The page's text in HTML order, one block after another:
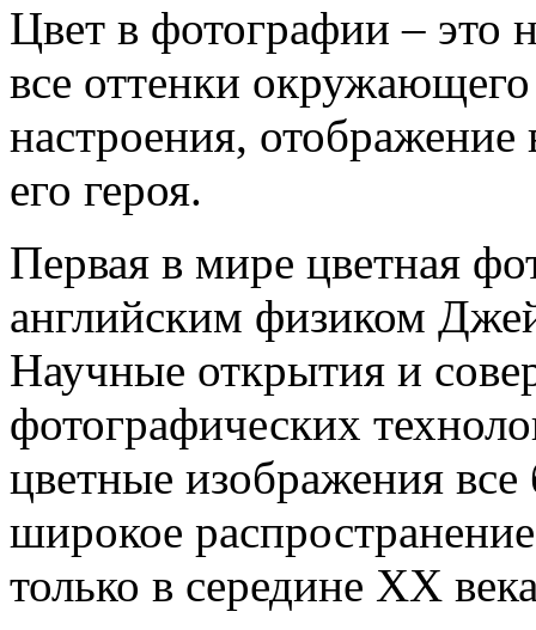
Цвет в фотографии – это
все оттенки
настроения,
его героя.
Первая в мире цветная
английским физиком
Научные открытия и
фотографических
цветные изображения все
широкое
только в середине ХХ